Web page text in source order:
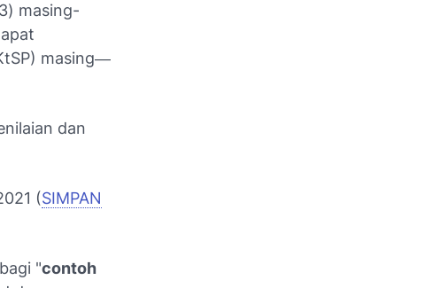
masing-
masing―
dan
(SIMPAN
"contoh